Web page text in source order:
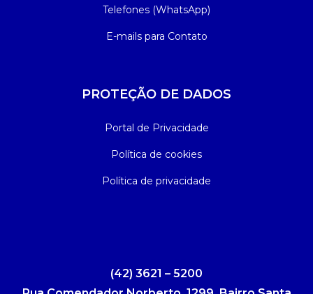
Telefones (WhatsApp)
E-mails para Contato
PROTEÇÃO DE DADOS
Portal de Privacidade
Política de cookies
Política de privacidade
(42) 3621 – 5200